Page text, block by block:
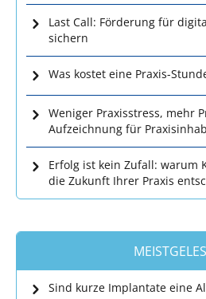
Last Call: Förderung für
sichern
Was kostet eine Praxis-
Weniger Praxisstress, mehr
Aufzeichnung für
Erfolg ist kein Zufall: warum
die Zukunft Ihrer Praxis
Sind kurze Implantate eine